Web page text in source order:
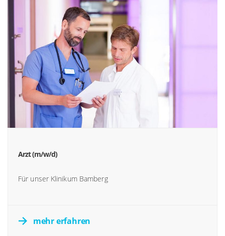
Arzt (m/w/d)
Für unser Klinikum Bamberg
mehr erfahren